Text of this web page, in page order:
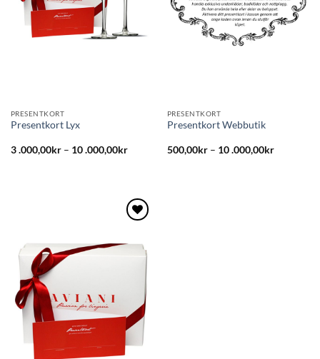
PRESENTKORT
Presentkort Lyx
3 .000,00kr– 10 .000,00kr
PRESENTKORT
Presentkort Webbutik
500,00kr– 10 .000,00kr
Lägg
önskelistan